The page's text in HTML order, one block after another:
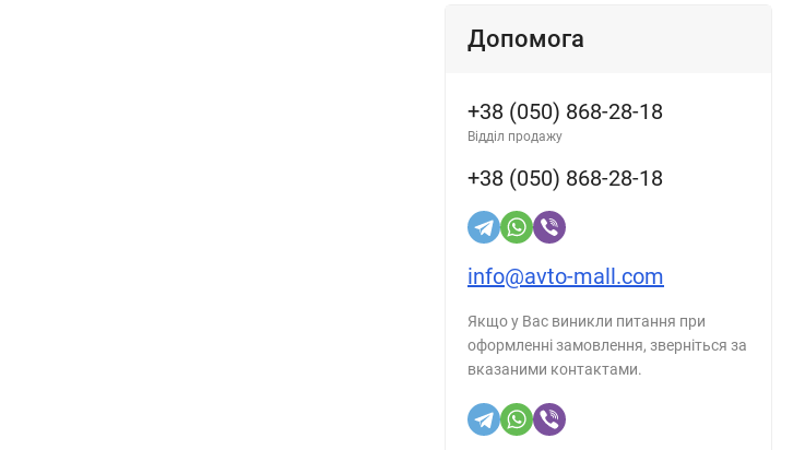
Допомога
+38 (050) 868-28-18
Відділ продажу
+38 (050) 868-28-18
info@avto-mall.com
Якщо у Вас виникли питання при
оформленні замовлення, зверніться за
вказаними контактами.